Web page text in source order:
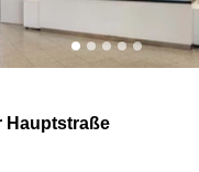
24, Wien
Hauptstraße